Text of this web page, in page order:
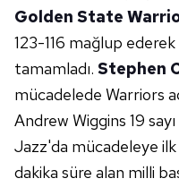
Golden State
123-116 mağlup
tamamladı. Stephen
mücadelede Warriors
Andrew Wiggins 19
Jazz'da mücadeleye
dakika süre alan milli